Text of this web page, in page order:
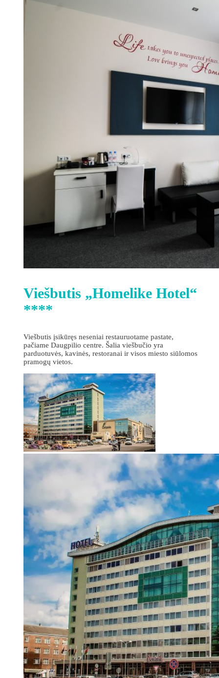
Viešbutis „Homelike Hotel“
****
Viešbutis įsikūręs neseniai restauruotame pastate,
pačiame Daugpilio centre. Šalia viešbučio yra
parduotuvės, kavinės, restoranai ir visos miesto siūlomos
pramogų vietos.